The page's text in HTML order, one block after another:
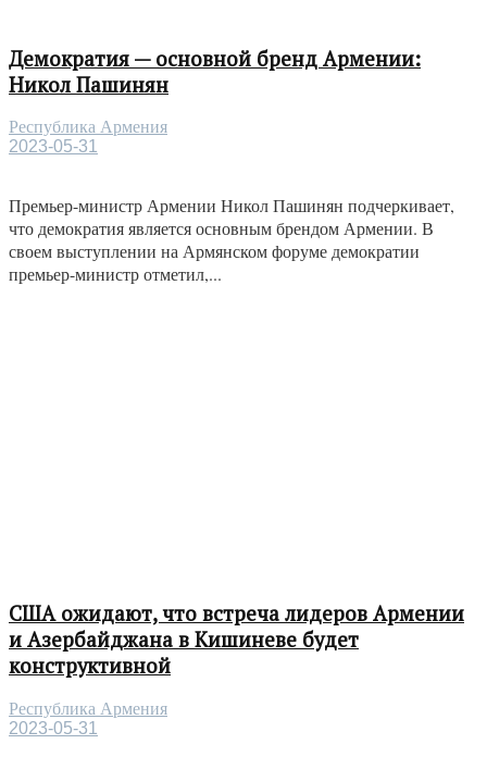
Демократия — основной бренд Армении:
Никол Пашинян
Республика Армения
2023-05-31
Премьер-министр Армении Никол Пашинян подчеркивает,
что демократия является основным брендом Армении. В
своем выступлении на Армянском форуме демократии
премьер-министр отметил,...
США ожидают, что встреча лидеров Армении
и Азербайджана в Кишиневе будет
конструктивной
Республика Армения
2023-05-31